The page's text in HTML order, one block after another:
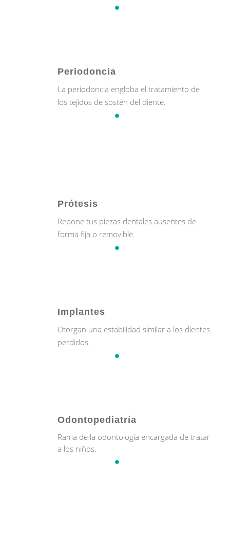
Periodoncia
La periodoncia engloba el tratamiento de
los tejidos de sostén del diente.
Prótesis
Repone tus piezas dentales ausentes de
forma fija o removible.
Implantes
Otorgan una estabilidad similar a los dientes
perdidos.
Odontopediatría
Rama de la odontología encargada de tratar
a los niños.